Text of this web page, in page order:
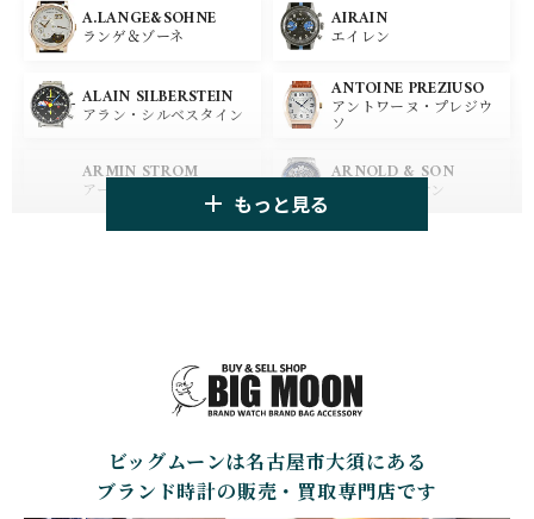
OMEGA
オメガ
BREGUET
ブレゲ
BLANCPAIN
ブランパン
BREITLING
ブライトリング
HUBLOT
ウブロ
ZENITH
BELL＆ROSS SINN
ジン
CARTIER
カルティエ
CHANEL
シャネル
A.LANGE&SOHNE
ランゲ＆ゾーネ
AIRAIN
エイレン
ALAIN SILBERSTEIN
アラン・シルベスタイン
ANTOINE PREZIUSO
アントワーヌ・プレジウ
ソ
ARMIN STROM
アーミン・シュトローム
ARNOLD & SON
アーノルド&サン
BAMFORD LONDON
バンフォード・ロンドン
BAUME&MERCIER
ボーム＆メルシエ
BEAUBLEU
ボーブルー
BELL＆ROSS
ベル＆ロス
もっと見る
ビッグムーンは名古屋市大須にある
ブランド時計の販売・買取専門店です